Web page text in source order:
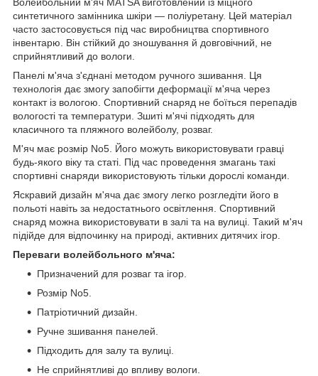
синтетичного замінника шкіри — поліуретану. Цей матеріал
часто застосовується під час виробництва спортивного
інвентарю. Він стійкий до зношування й довговічний, не
сприйнятливий до вологи.
Панелі м'яча з'єднані методом ручного зшивання. Ця
технологія дає змогу запобігти деформації м'яча через
контакт із вологою. Спортивний снаряд не боїться перепадів
вологості та температури. Зшиті м'ячі підходять для
класичного та пляжного волейболу, розваг.
М'яч має розмір No5. Його можуть використовувати гравці
будь-якого віку та статі. Під час проведення змагань такі
спортивні снаряди використовують тільки дорослі команди.
Яскравий дизайн м'яча дає змогу легко розгледіти його в
польоті навіть за недостатнього освітлення. Спортивний
снаряд можна використовувати в залі та на вулиці. Такий м'яч
підійде для відпочинку на природі, активних дитячих ігор.
Переваги волейбольного м'яча:
Призначений для розваг та ігор.
Розмір No5.
Патріотичний дизайн.
Ручне зшивання панелей.
Підходить для залу та вулиці.
Не сприйнятливі до впливу вологи.